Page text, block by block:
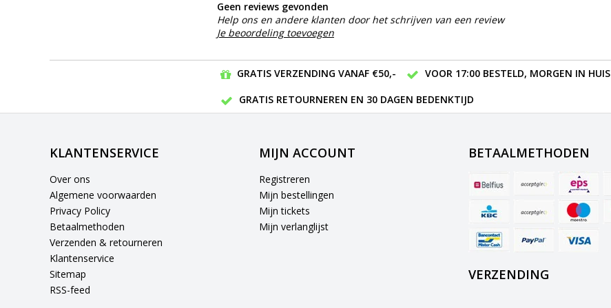
Geen reviews gevonden
Help ons en andere klanten door het schrijven van een review
Je beoordeling toevoegen
GRATIS VERZENDING VANAF €50,-
VOOR 17:00 BESTELD, MORGEN IN HUIS
GRATIS RETOURNEREN EN 30 DAGEN BEDENKTIJD
KLANTENSERVICE
Over ons
Algemene voorwaarden
Privacy Policy
Betaalmethoden
Verzenden & retourneren
Klantenservice
Sitemap
RSS-feed
MIJN ACCOUNT
Registreren
Mijn bestellingen
Mijn tickets
Mijn verlanglijst
BETAALMETHODEN
VERZENDING